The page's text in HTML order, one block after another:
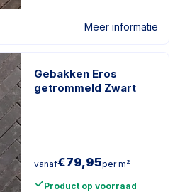
Meer informatie
Gebakken Eros
getrommeld Zwart
vanaf€79,95per m²
Product op voorraad